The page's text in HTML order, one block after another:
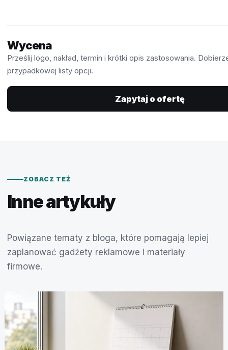
Wycena
Prześlij logo, nakład, termin i krótki opis zastosowania.
przypadkowej listy opcji.
Zapytaj o ofertę
ZOBACZ TEŻ
Inne artykuły
Powiązane tematy z bloga, które pomagają lepiej
zaplanować gadżety reklamowe i materiały
firmowe.